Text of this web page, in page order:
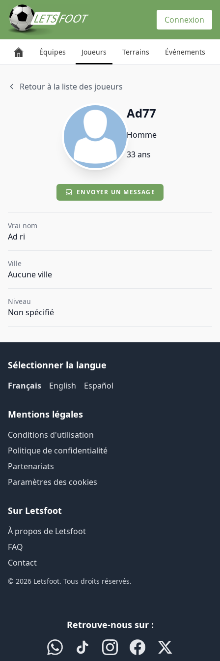
Connexion
Équipes Joueurs Terrains Événements
Retour à la liste des joueurs
Ad77
Homme
33 ans
ENVOYER UN MESSAGE
Vrai nom
Ad ri
Ville
Aucune ville
Niveau
Non spécifié
Sélectionner la langue
Français English Español
Mentions légales
Conditions d'utilisation
Politique de confidentialité
Partenariats
Paramètres des cookies
Sur Letsfoot
À propos de Letsfoot
FAQ
Contact
© 2026 Letsfoot. Tous droits réservés.
Retrouve-nous sur :
Panneau de gestion des cookies